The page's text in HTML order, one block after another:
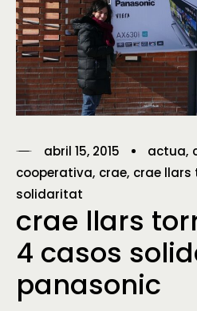
abril 15, 2015 actua
cooperativa crae crae llars
solidaritat
crae llars
4 casos
panasonic